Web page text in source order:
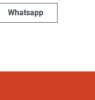
Whatsapp